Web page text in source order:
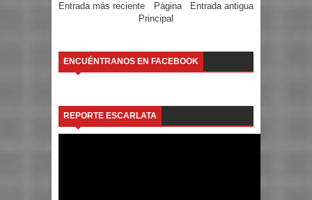
Entrada más reciente Entrada antigua
Página
Principal
ENCUÉNTRANOS EN FACEBOOK
REPORTE ESCARLATA